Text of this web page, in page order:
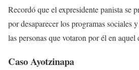
Recordó que el expresidente panista se
por desaparecer los programas sociales
las personas que votaron por él en aquel
Caso Ayotzinapa